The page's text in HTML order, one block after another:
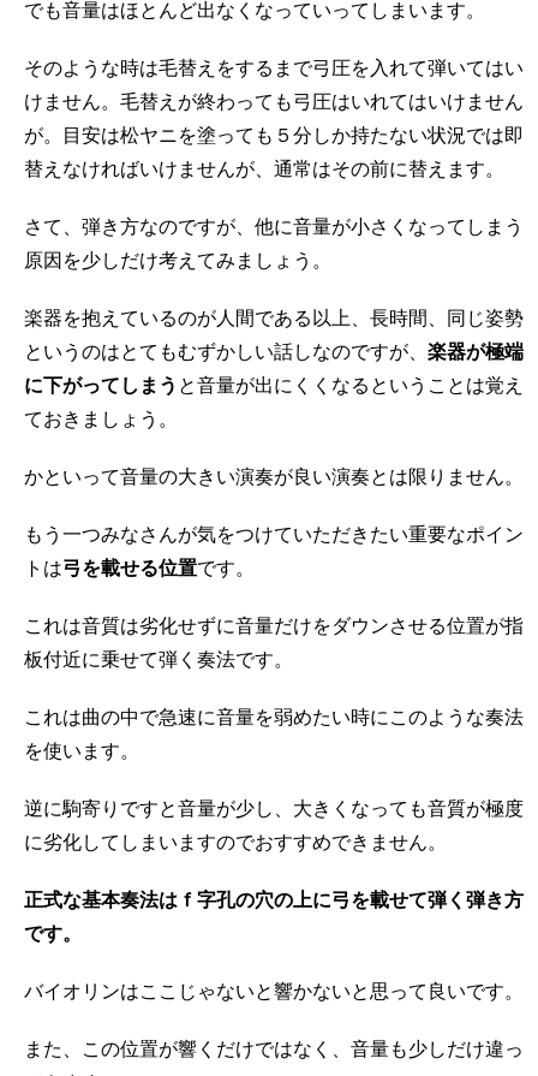
でも音量はほとんど出なくなっていってしまいます。
そのような時は毛替えをするまで弓圧を入れて弾いてはい
けません。毛替えが終わっても弓圧はいれてはいけません
が。
目安は松ヤニを塗っても５分しか持たない状況では即
替えなければいけませんが、通常はその前に替えます。
さて、弾き方なのですが、他に音量が小さくなってしまう
原因を少しだけ考えてみましょう。
楽器を抱えているのが人間である以上、長時間、同じ姿勢
というのはとてもむずかしい話しなのですが、 楽器が極端
に下がってしまう と音量が出にくくなるということは覚え
ておきましょう。
かといって音量の大きい演奏が良い演奏とは限りません。
もう一つみなさんが気をつけていただきたい重要なポイン
トは弓を載せる位置です。
これは音質は劣化せずに音量だけをダウンさせる位置が指
板付近に乗せて弾く奏法です。
これは曲の中で急速に音量を弱めたい時にこのような奏法
を使います。
逆に駒寄りですと音量が少し、大きくなっても音質が極度
に劣化してしまいますのでおすすめできません。
正式な基本奏法はｆ字孔の穴の上に弓を載せて弾く弾き方
です。
バイオリンはここじゃないと響かないと思って良いです。
また、この位置が響くだけではなく、音量も少しだけ違っ